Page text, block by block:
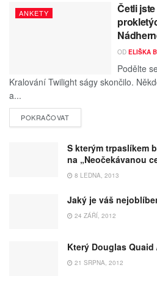
ANKETY
Četli
OD ELIŠKA
Podělte
Kralování Twilight ságy skončilo.
a...
POKRAČOVAT
S kterým trpaslíkem
na „Neočekávanou
8 LEDNA, 2013
Jaký je váš
24 ZÁŘÍ, 2012
Který Douglas
21 SRPNA, 2012